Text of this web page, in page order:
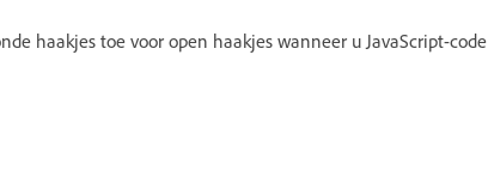
haakjes toe voor open haakjes wanneer u JavaScript-code